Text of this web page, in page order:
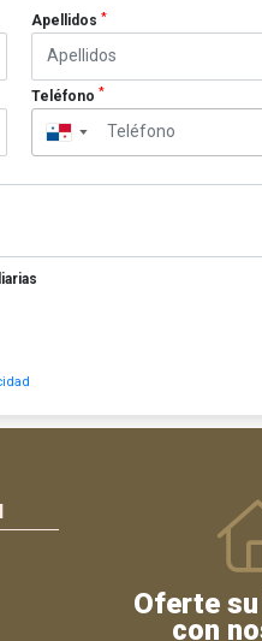
Apellidos *
Teléfono *
▼
Oferte
con